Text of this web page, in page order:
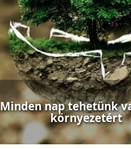
Minden nap tehetünk
környezetért